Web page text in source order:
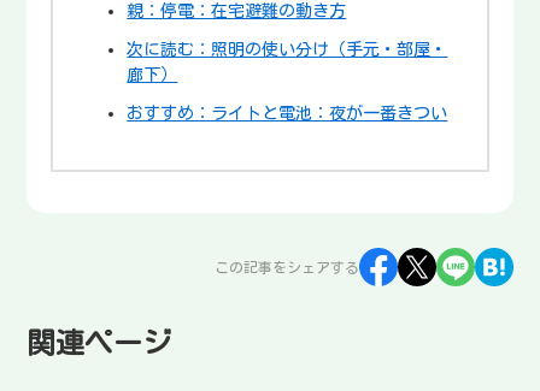
親：停電：在宅避難の動き方
次に読む：照明の使い分け（手元・部屋・
廊下）
おすすめ：ライトと電池：夜が一番きつい
この記事をシェアする
関連ページ